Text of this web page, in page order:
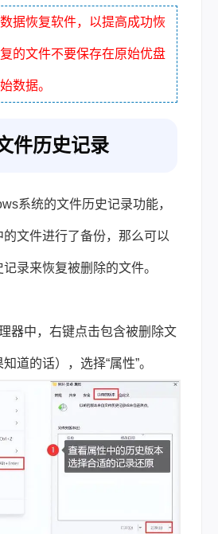
据恢复软件，以提高成功恢
的文件不要保存在原始优盘
数据。
件历史记录
系统的文件历史记录功能，
文件进行了备份，那么可以
录来恢复被删除的文件。
器中，右键点击包含被删除文
道的话），选择“属性”。